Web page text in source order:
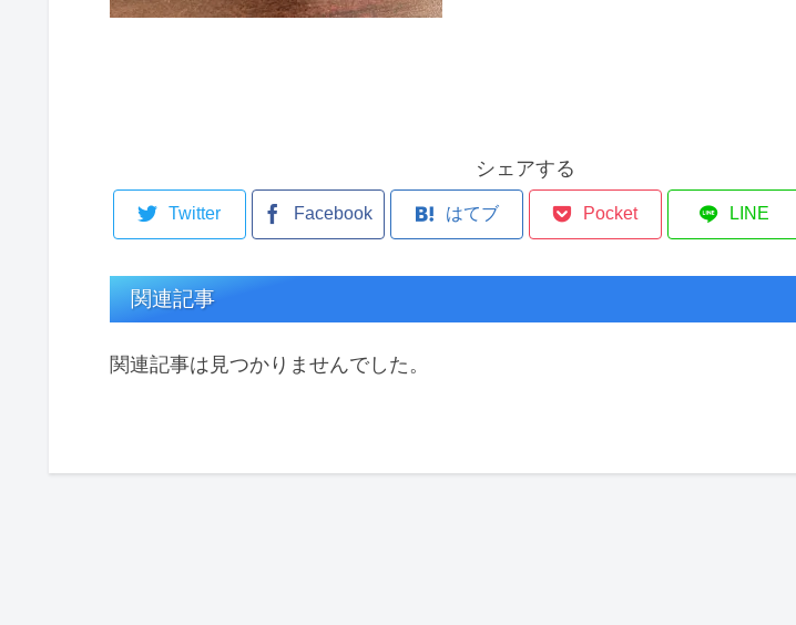
シェアする
Twitter Facebook はてブ Pocket LINE
関連記事
関連記事は見つかりませんでした。